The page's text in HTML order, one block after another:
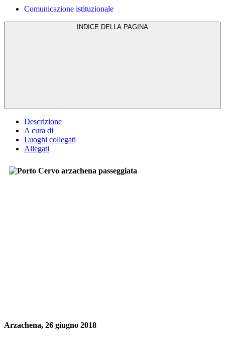
Comunicazione istituzionale
Descrizione
A cura di
Luoghi collegati
Allegati
Arzachena, 26 giugno 2018